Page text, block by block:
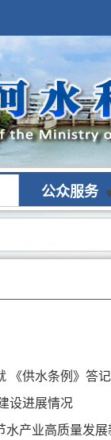
公众服务
《供水条例》答
设进展情况
水产业高质量发